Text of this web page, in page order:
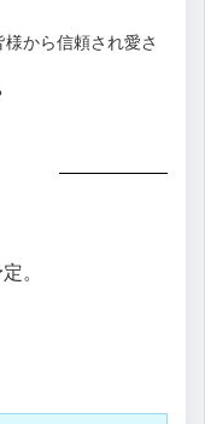
から信頼され愛さ
。